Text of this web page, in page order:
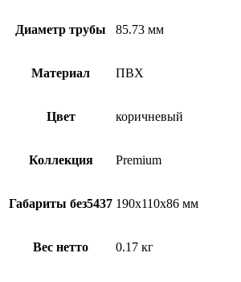
Диаметр трубы 85.73 мм
Материал ПВХ
Цвет коричневый
Коллекция Premium
Габариты без5437 190х110х86 мм
Вес нетто 0.17 кг